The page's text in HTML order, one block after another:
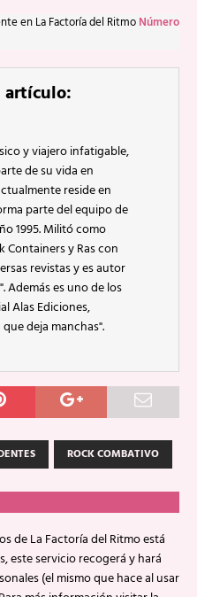
en La Factoría del Ritmo Número
artículo:
y viajero infatigable,
de su vida en
reside en
parte del equipo de
1995. Militó como
y Ras con
revistas y es autor
Además es uno de los
Alas Ediciones,
deja manchas".
ROCK COMBATIVO
de La Factoría del Ritmo está
este servicio recogerá y hará
(el mismo que hace al usar